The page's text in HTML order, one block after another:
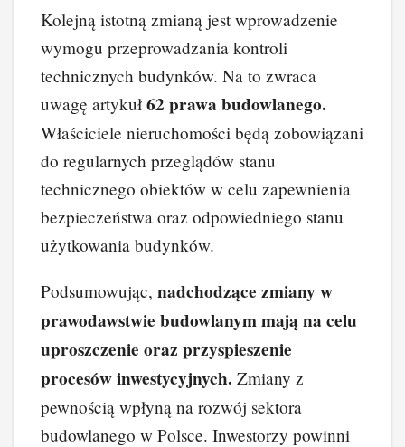
Kolejną istotną zmianą jest wprowadzenie
wymogu przeprowadzania kontroli
technicznych budynków. Na to zwraca
uwagę artykuł 62 prawa budowlanego.
Właściciele nieruchomości będą zobowiązani
do regularnych przeglądów stanu
technicznego obiektów w celu zapewnienia
bezpieczeństwa oraz odpowiedniego stanu
użytkowania budynków.
Podsumowując, nadchodzące zmiany w
prawodawstwie budowlanym mają na celu
uproszczenie oraz przyspieszenie
procesów inwestycyjnych. Zmiany z
pewnością wpłyną na rozwój sektora
budowlanego w Polsce. Inwestorzy powinni